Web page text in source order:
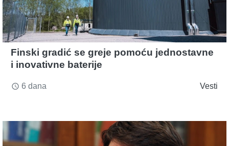
Finski gradić se greje pomoću jednostavne
i inovativne baterije
access_time 6 dana Vesti